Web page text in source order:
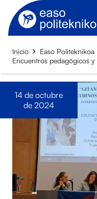
Inicio Easo Politeknikoa
Encuentros pedagógicos
14 de octubre
de 2024